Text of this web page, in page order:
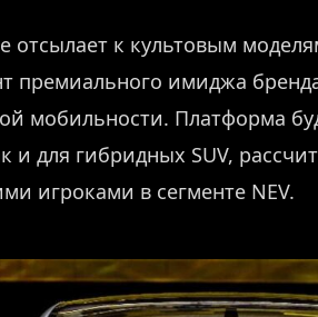
отсылает к культовым
премиального имиджа
мобильности. Платформа
и для гибридных SUV,
игроками в сегменте NEV.